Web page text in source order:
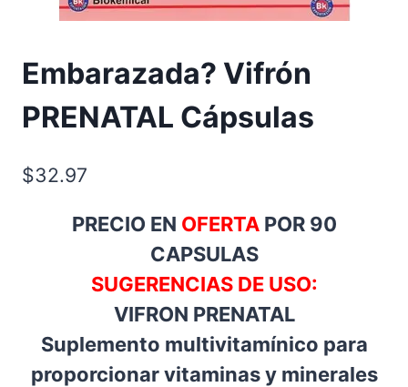
Embarazada? Vifrón
PRENATAL Cápsulas
$32.97
PRECIO EN OFERTAPOR 90
CAPSULAS
SUGERENCIAS DE USO:
VIFRON PRENATAL
Suplemento multivitamínico para
proporcionar vitaminas y minerales